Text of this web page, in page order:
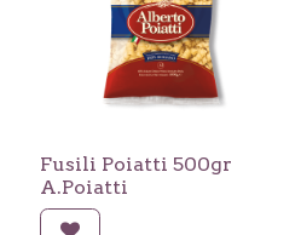
Fusili Poiatti 500gr
A.Poiatti